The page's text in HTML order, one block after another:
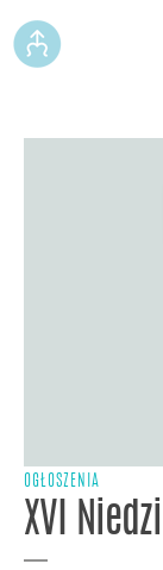
OGŁOSZENIA
XVI